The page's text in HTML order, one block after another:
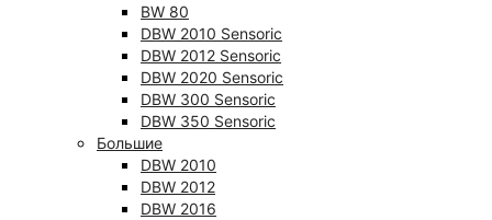
BW 80
DBW 2010 Sensoric
DBW 2012 Sensoric
DBW 2020 Sensoric
DBW 300 Sensoric
DBW 350 Sensoric
Большие
DBW 2010
DBW 2012
DBW 2016